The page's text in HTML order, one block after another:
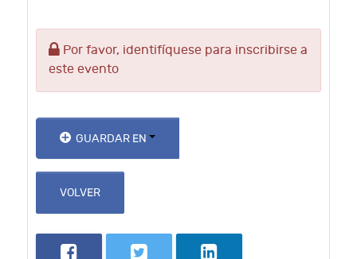
Por favor, identifíquese para inscribirse a
este evento
GUARDAR EN
VOLVER